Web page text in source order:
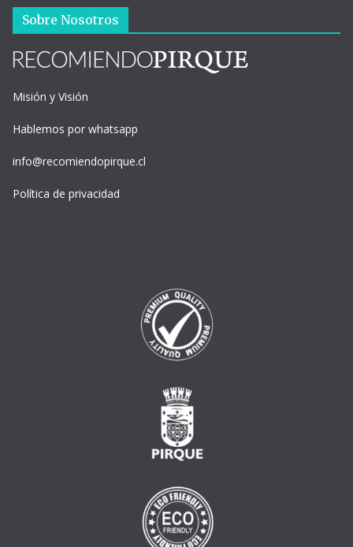
Sobre Nosotros
Misión y Visión
Hablemos por whatsapp
info@recomiendopirque.cl
Política de privacidad